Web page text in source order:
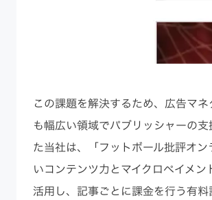
この課題を解決するため、広告マ
も幅広い領域でパブリッシャーの
た当社は、「フットボール批評オン
いコンテンツ力とマイクロペイメン
活用し、記事ごとに課金を行う有